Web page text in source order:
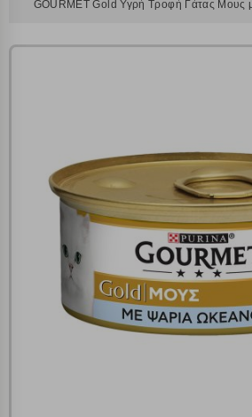
GOURMET Gold Υγρή Τροφή Γάτας Μους